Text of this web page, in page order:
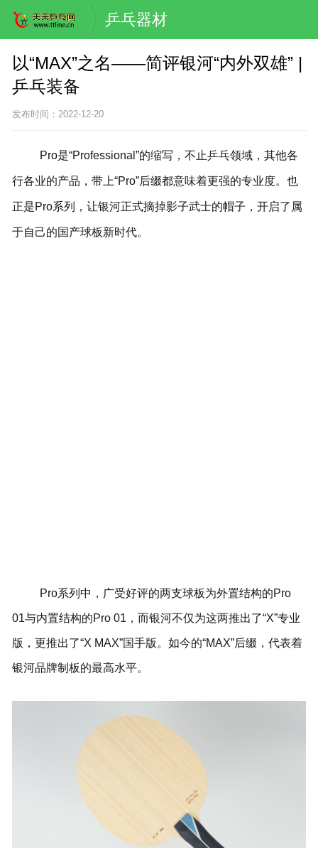
乒乓器材
以“MAX”之名——简评银河“内外双雄” |
乒乓装备
发布时间：2022-12-20
Pro是“Professional”的缩写，不止乒乓领域，其他各
行各业的产品，带上“Pro”后缀都意味着更强的专业度。也
正是Pro系列，让银河正式摘掉影子武士的帽子，开启了属
于自己的国产球板新时代。
Pro系列中，广受好评的两支球板为外置结构的Pro
01与内置结构的Pro 01，而银河不仅为这两推出了“X”专业
版，更推出了“X MAX”国手版。如今的“MAX”后缀，代表着
银河品牌制板的最高水平。